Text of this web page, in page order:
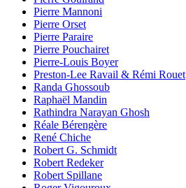
Pierre Mannoni
Pierre Orset
Pierre Paraire
Pierre Pouchairet
Pierre-Louis Boyer
Preston-Lee Ravail & Rémi Rouet
Randa Ghossoub
Raphaël Mandin
Rathindra Narayan Ghosh
Réale Bérengère
René Chiche
Robert G. Schmidt
Robert Redeker
Robert Spillane